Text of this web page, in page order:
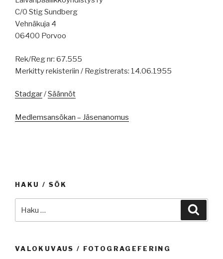
C/0 Stig Sundberg
Vehnäkuja 4
06400 Porvoo
Rek/Reg nr: 67.555
Merkitty rekisteriin / Registrerats: 14.06.1955
Stadgar/Säännöt
Medlemsansökan – Jäsenanomus
HAKU / SÖK
VALOKUVAUS / FOTOGRAGEFERING